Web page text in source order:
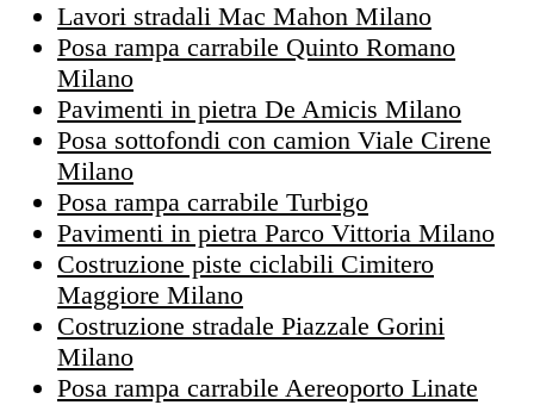
Lavori stradali Mac Mahon Milano
Posa rampa carrabile Quinto Romano
Milano
Pavimenti in pietra De Amicis Milano
Posa sottofondi con camion Viale Cirene
Milano
Posa rampa carrabile Turbigo
Pavimenti in pietra Parco Vittoria Milano
Costruzione piste ciclabili Cimitero
Maggiore Milano
Costruzione stradale Piazzale Gorini
Milano
Posa rampa carrabile Aereoporto Linate